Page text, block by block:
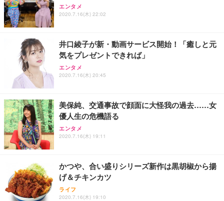
エンタメ
2020.7.16(木) 22:02
井口綾子が新・動画サービス開始！「癒しと元
気をプレゼントできれば」
エンタメ
2020.7.16(木) 20:45
美保純、交通事故で顔面に大怪我の過去……女
優人生の危機語る
エンタメ
2020.7.16(木) 19:11
かつや、合い盛りシリーズ新作は黒胡椒から揚
げ＆チキンカツ
ライフ
2020.7.16(木) 19:10